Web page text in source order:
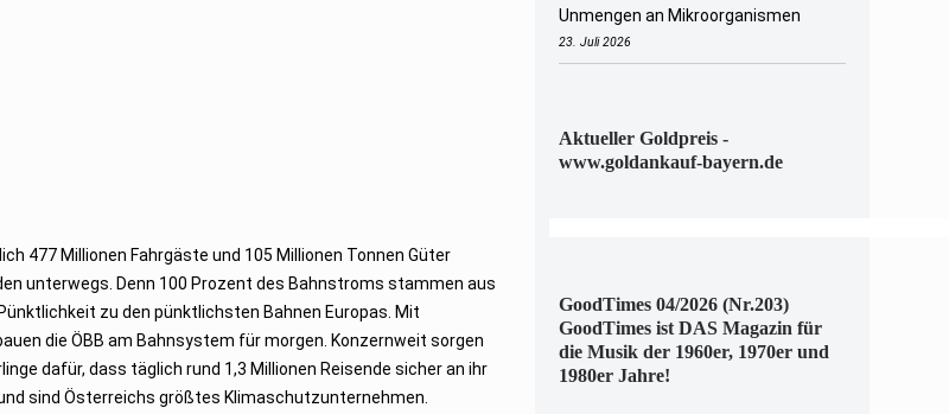
477 Millionen Fahrgäste und 105 Millionen Tonnen Güter
unterwegs. Denn 100 Prozent des Bahnstroms stammen aus
zu den pünktlichsten Bahnen Europas. Mit
die ÖBB am Bahnsystem für morgen. Konzernweit sorgen
dafür, dass täglich rund 1,3 Millionen Reisende sicher an ihr
sind Österreichs größtes Klimaschutzunternehmen.
Unmengen an Mikroorganismen
23. Juli 2026
Aktueller Goldpreis -
www.goldankauf-bayern.de
GoodTimes 04/2026 (Nr.203)
GoodTimes ist DAS Magazin für
die Musik der 1960er, 1970er und
1980er Jahre!